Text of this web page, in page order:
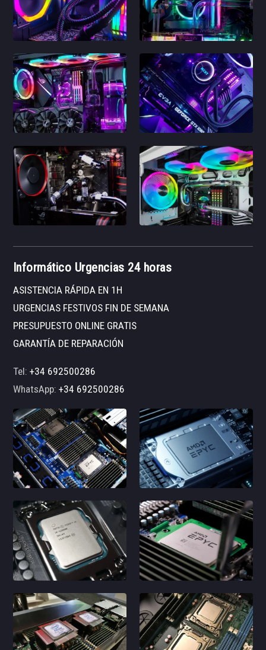
Informático Urgencias 24 horas
ASISTENCIA RÁPIDA EN 1H
URGENCIAS FESTIVOS FIN DE SEMANA
PRESUPUESTO ONLINE GRATIS
GARANTÍA DE REPARACIÓN
Tel:+34 692500286
WhatsApp:+34 692500286